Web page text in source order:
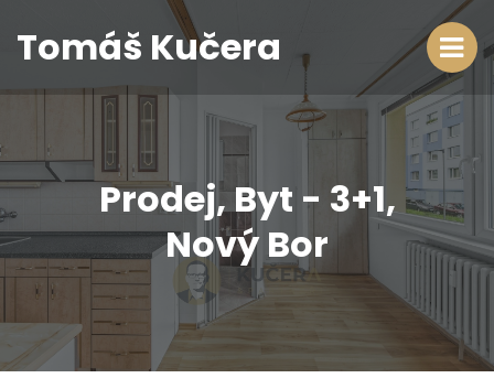
Tomáš Kučera
Prodej, Byt - 3+1,
Nový Bor